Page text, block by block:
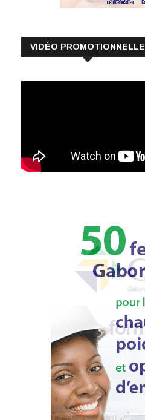
VIDÉO PROMOTIONNELLE